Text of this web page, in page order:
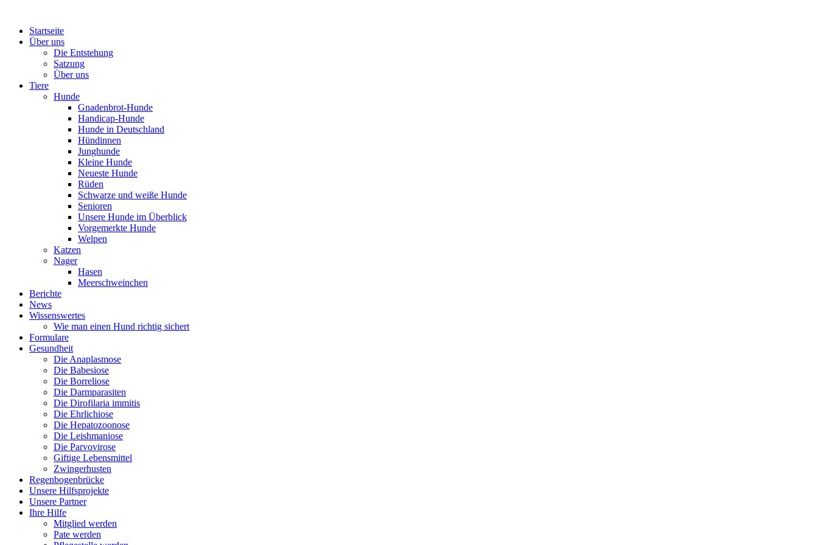
Startseite
Über uns
Die Entstehung
Satzung
Über uns
Tiere
Hunde
Gnadenbrot-Hunde
Handicap-Hunde
Hunde in Deutschland
Hündinnen
Junghunde
Kleine Hunde
Neueste Hunde
Rüden
Schwarze und weiße Hunde
Senioren
Unsere Hunde im Überblick
Vorgemerkte Hunde
Welpen
Katzen
Nager
Hasen
Meerschweinchen
Berichte
News
Wissenswertes
Wie man einen Hund richtig sichert
Formulare
Gesundheit
Die Anaplasmose
Die Babesiose
Die Borreliose
Die Darmparasiten
Die Dirofilaria immitis
Die Ehrlichiose
Die Hepatozoonose
Die Leishmaniose
Die Parvovirose
Giftige Lebensmittel
Zwingerhusten
Regenbogenbrücke
Unsere Hilfsprojekte
Unsere Partner
Ihre Hilfe
Mitglied werden
Pate werden